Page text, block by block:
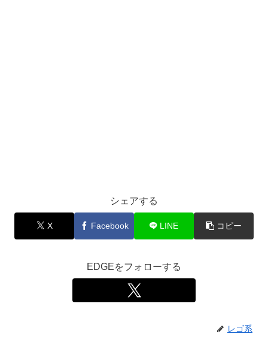
シェアする
X Facebook LINE コピー
EDGEをフォローする
レゴ系